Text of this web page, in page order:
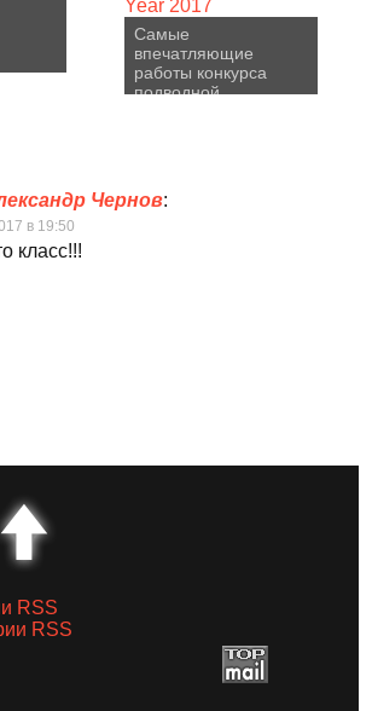
Самые
впечатляющие
работы конкурса
подводной
Чернов:
в 19:50
класс!!!
RSS
RSS